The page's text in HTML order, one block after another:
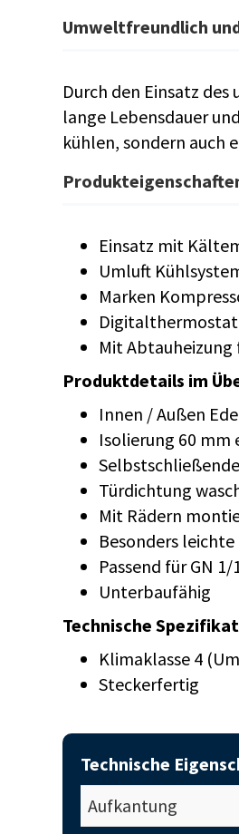
Umweltfreundlich
Durch den Einsatz
lange Lebensdauer
kühlen, sondern auch
Einsatz mit
Umluft
Marken
Mit
Produktdetails im
Innen / Außen
Isolierung 60
Türdichtung
Mit Rädern
Besonders
Passend für GN
Unterbaufähig
Technische
Klimaklasse 4
Steckerfertig
Technische
Aufkantung